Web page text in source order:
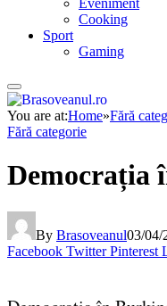
Eveniment
Cooking
Sport
Gaming
You are at:Home»Fără
Fără categorie
Democrația
By Brasoveanul03/04/
Facebook Twitter Pinterest